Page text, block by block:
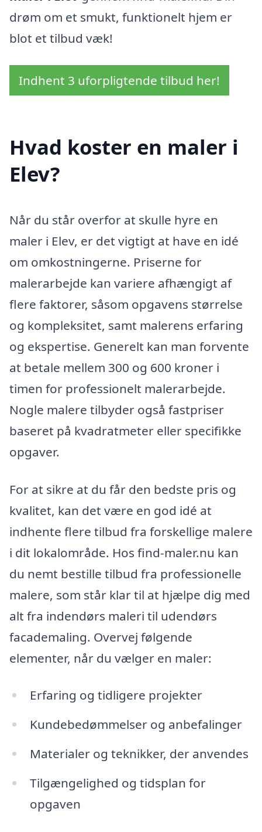
drøm om et smukt, funktionelt hjem er
blot et tilbud væk!
Indhent 3 uforpligtende tilbud her!
Hvad koster en maler i
Elev?
Når du står overfor at skulle hyre en
maler i Elev, er det vigtigt at have en idé
om omkostningerne. Priserne for
malerarbejde kan variere afhængigt af
flere faktorer, såsom opgavens størrelse
og kompleksitet, samt malerens erfaring
og ekspertise. Generelt kan man forvente
at betale mellem 300 og 600 kroner i
timen for professionelt malerarbejde.
Nogle malere tilbyder også fastpriser
baseret på kvadratmeter eller specifikke
opgaver.
For at sikre at du får den bedste pris og
kvalitet, kan det være en god idé at
indhente flere tilbud fra forskellige malere
i dit lokalområde. Hos find-maler.nu kan
du nemt bestille tilbud fra professionelle
malere, som står klar til at hjælpe dig med
alt fra indendørs maleri til udendørs
facademaling. Overvej følgende
elementer, når du vælger en maler:
Erfaring og tidligere projekter
Kundebedømmelser og anbefalinger
Materialer og teknikker, der anvendes
Tilgængelighed og tidsplan for
opgaven